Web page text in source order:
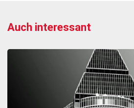
Auch interessant